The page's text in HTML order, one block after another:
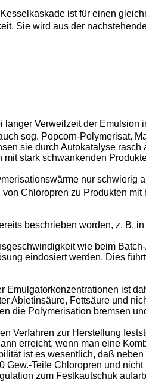
ist für einen
Sie wird aus der
langer Verweilzeit der Emulsion
sog. Popcorn-Polymerisat.
sie durch Autokatalyse rasch
stark schwankenden
nur schwierig
Chloropren zu Produkten
beschrieben worden, z. B.
wie beim
eindosiert werden. Dies
ist
Abietinsäure, Fettsäure und
die Polymerisation bremsen
Verfahren zur Herstellung
erreicht, wenn man eine
ist es wesentlich, daß
Teile Chloropren und
zum Festkautschuk